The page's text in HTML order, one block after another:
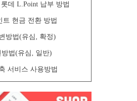
데 L.Point 납부 방법
트 현금 전환 방법
방법(유심, 확정)
법(유심, 일반)
서비스 사용방법